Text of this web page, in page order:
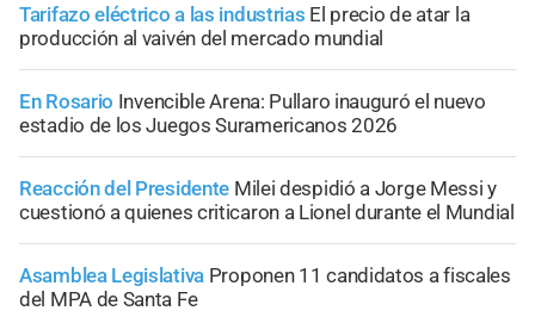
Tarifazo eléctrico a las industrias El precio de atar la
producción al vaivén del mercado mundial
En Rosario Invencible Arena: Pullaro inauguró el nuevo
estadio de los Juegos Suramericanos 2026
Reacción del Presidente Milei despidió a Jorge Messi y
cuestionó a quienes criticaron a Lionel durante el Mundial
Asamblea Legislativa Proponen 11 candidatos a fiscales
del MPA de Santa Fe